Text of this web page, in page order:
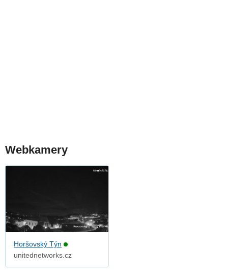
Webkamery
Horšovský Týn
unitednetworks.cz